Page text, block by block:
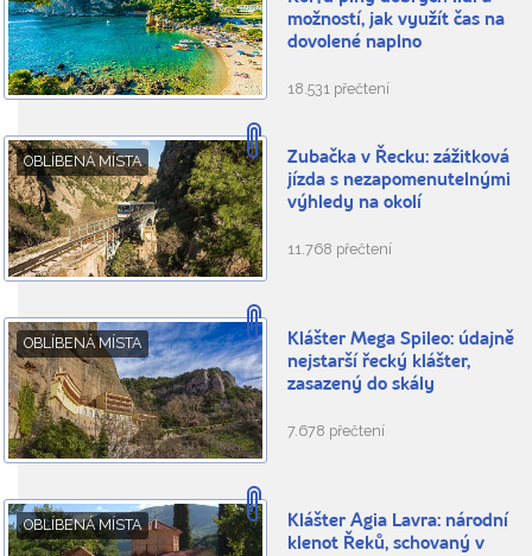
možností, jak využít čas na
dovolené naplno
18.531 přečtení
OBLÍBENÁ MÍSTA
Zubačka v Řecku: zážitková
jízda s nezapomenutelnými
výhledy na okolí
11.768 přečtení
OBLÍBENÁ MÍSTA
Klášter Mega Spileo: údajně
nejstarší řecký klášter,
zasazený do skály
7.678 přečtení
OBLÍBENÁ MÍSTA
Klášter Agia Lavra: národní
klenot Řeků, schovaný v